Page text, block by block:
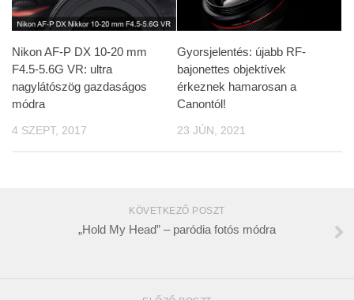
Nikon AF-P DX 10-20 mm
F4.5-5.6G VR: ultra
nagylátószög gazdaságos
módra
4 SZEPT, 2017
Gyorsjelentés: újabb RF-
bajonettes objektívek
érkeznek hamarosan a
Canontól!
23 JÚN, 2021
KÖVETKEZŐ POSZT
„Hold My Head” – paródia fotós módra